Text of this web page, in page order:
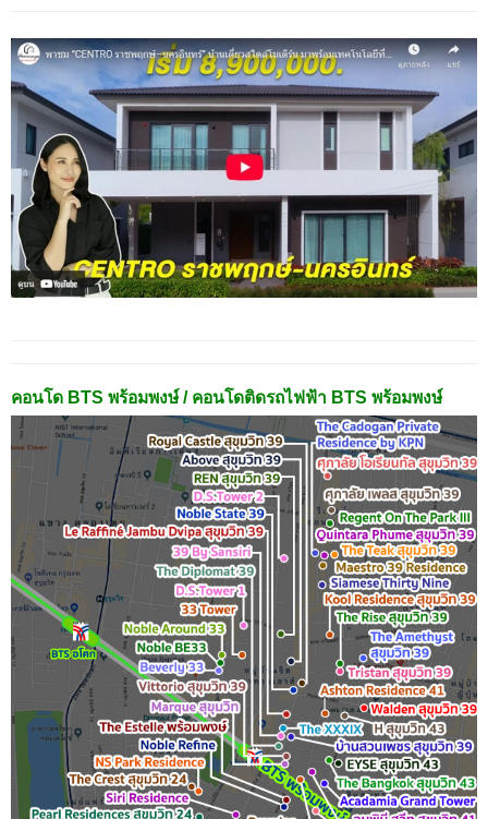
คอนโด BTS พร้อมพงษ์ / คอนโดติดรถไฟฟ้า BTS พร้อมพงษ์